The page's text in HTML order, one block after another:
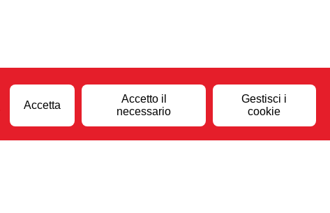
Accetta
Accetto il
necessario
Gestisci i
cookie